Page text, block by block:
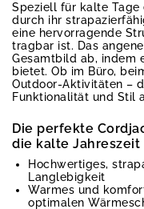
Speziell für kalte
durch ihr
eine hervorragende
tragbar ist. Das
Gesamtbild ab, indem
bietet. Ob im Büro,
Outdoor-Aktivitäten –
Funktionalität und Stil
Die perfekte
die kalte Jahreszeit
Hochwertiges,
Langlebigkeit
Warmes und
optimalen